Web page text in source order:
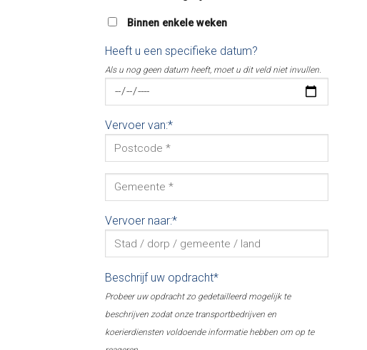
Binnen enkele weken
Heeft u een specifieke datum?
Als u nog geen datum heeft, moet u dit veld niet invullen.
Vervoer van:*
Vervoer naar:*
Beschrijf uw opdracht*
Probeer uw opdracht zo gedetailleerd mogelijk te
beschrijven zodat onze transportbedrijven en
koerierdiensten voldoende informatie hebben om op te